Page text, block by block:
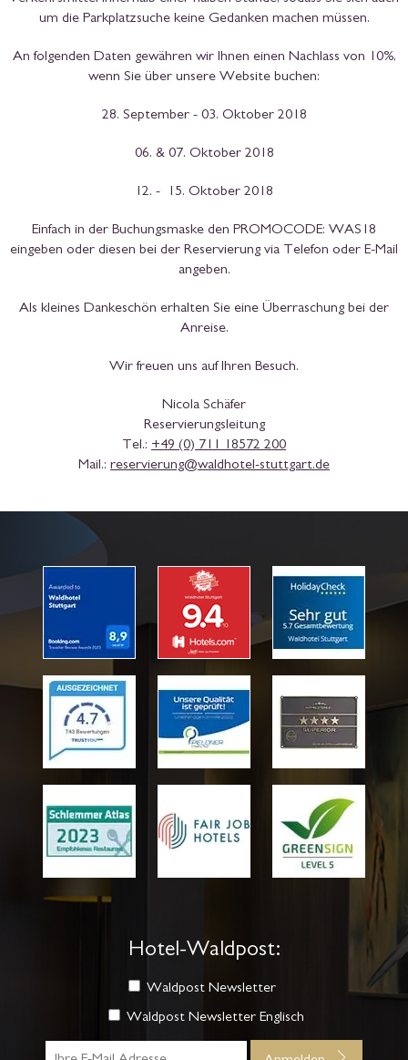
um die Parkplatzsuche keine Gedanken machen müssen.
An folgenden Daten gewähren wir Ihnen einen Nachlass von 10%,
wenn Sie über unsere Website buchen:
28. September - 03. Oktober 2018
06. & 07. Oktober 2018
12. - 15. Oktober 2018
Einfach in der Buchungsmaske den PROMOCODE: WAS18
eingeben oder diesen bei der Reservierung via Telefon oder E-Mail
angeben.
Als kleines Dankeschön erhalten Sie eine Überraschung bei der
Anreise.
Wir freuen uns auf Ihren Besuch.
Nicola Schäfer
Reservierungsleitung
Tel.: +49 (0) 711 18572 200
Mail.: reservierung@waldhotel-stuttgart.de
Hotel-Waldpost:
Waldpost Newsletter
Waldpost Newsletter Englisch